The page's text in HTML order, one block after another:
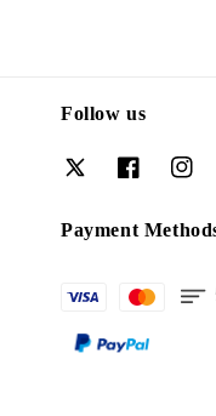
Follow us
Payment